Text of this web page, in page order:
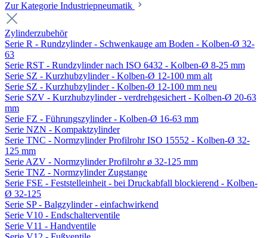
Zur Kategorie Industriepneumatik
Zylinderzubehör
Serie R - Rundzylinder - Schwenkauge am Boden - Kolben-Ø 32-
63
Serie RST - Rundzylinder nach ISO 6432 - Kolben-Ø 8-25 mm
Serie SZ - Kurzhubzylinder - Kolben-Ø 12-100 mm alt
Serie SZ - Kurzhubzylinder - Kolben-Ø 12-100 mm neu
Serie SZV - Kurzhubzylinder - verdrehgesichert - Kolben-Ø 20-63
mm
Serie FZ - Führungszylinder - Kolben-Ø 16-63 mm
Serie NZN - Kompaktzylinder
Serie TNC - Normzylinder Profilrohr ISO 15552 - Kolben-Ø 32-
125 mm
Serie AZV - Normzylinder Profilrohr ø 32-125 mm
Serie TNZ - Normzylinder Zugstange
Serie FSE - Feststelleinheit - bei Druckabfall blockierend - Kolben-
Ø 32-125
Serie SP - Balgzylinder - einfachwirkend
Serie V10 - Endschalterventile
Serie V11 - Handventile